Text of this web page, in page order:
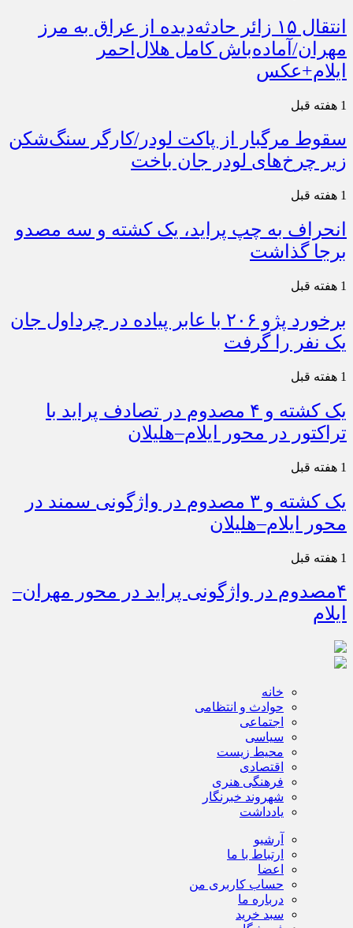
انتقال ۱۵ زائر حادثه‌دیده از عراق به مرز
مهران/آماده‌باش کامل هلال‌احمر
ایلام+عکس
1 هفته قبل
سقوط مرگبار از پاکت لودر/کارگر سنگ‌شکن
زیر چرخ‌های لودر جان باخت
1 هفته قبل
انحراف به چپ پراید، یک کشته و سه مصدو
برجا گذاشت
1 هفته قبل
برخورد پژو ۲۰۶ با عابر پیاده در چرداول جان
یک نفر را گرفت
1 هفته قبل
یک کشته و ۴ مصدوم در تصادف پراید با
تراکتور در محور ایلام–هلیلان
1 هفته قبل
یک کشته و ۳ مصدوم در واژگونی سمند در
محور ایلام–هلیلان
1 هفته قبل
۴مصدوم در واژگونی پراید در محور مهران–
ایلام
خانه
حوادث و انتظامی
اجتماعی
سیاسی
محیط زیست
اقتصادی
فرهنگی هنری
شهروند خبرنگار
یادداشت
آرشیو
ارتباط با ما
اعضا
حساب کاربری من
درباره ما
سبد خرید